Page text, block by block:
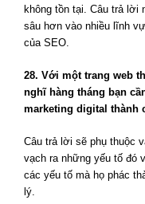
không tồn tại. Câu trả lời
sâu hơn vào nhiều lĩnh
của SEO.
28. Với một trang web
nghĩ hàng tháng bạn
marketing digital thành
Câu trả lời sẽ phụ thuộc
vạch ra những yếu tố đó
các yếu tố mà họ phác
lý.